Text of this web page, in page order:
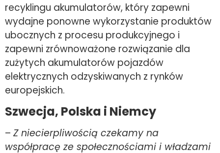
recyklingu akumulatorów, który zapewni
wydajne ponowne wykorzystanie produktów
ubocznych z procesu produkcyjnego i
zapewni zrównoważone rozwiązanie dla
zużytych akumulatorów pojazdów
elektrycznych odzyskiwanych z rynków
europejskich.
Szwecja, Polska i Niemcy
– Z niecierpliwością czekamy na
współpracę ze społecznościami i władzami